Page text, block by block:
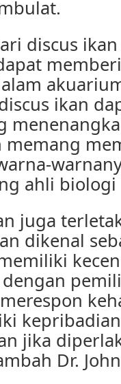
discus
ikan
memang
ahli
juga
dikenal
jika
Dr.